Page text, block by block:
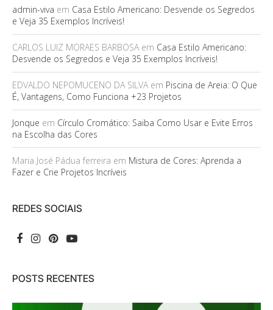
admin-viva em Casa Estilo Americano: Desvende os Segredos
e Veja 35 Exemplos Incríveis!
CARLOS LUIZ MORAES BARBOSAem Casa Estilo Americano:
Desvende os Segredos e Veja 35 Exemplos Incríveis!
EDVALDO NEPOMUCENO DA SILVAem Piscina de Areia: O Que
É, Vantagens, Como Funciona +23 Projetos
Jonque em Círculo Cromático: Saiba Como Usar e Evite Erros
na Escolha das Cores
Maria José Pádua ferreira em Mistura de Cores: Aprenda a
Fazer e Crie Projetos Incríveis
REDES SOCIAIS
POSTS RECENTES